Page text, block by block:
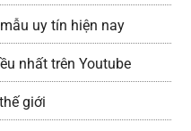
uy tín hiện nay
nhất trên Youtube
giới